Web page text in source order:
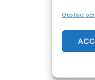
Gestisci